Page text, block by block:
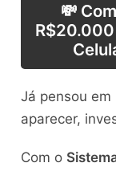
💸
Já pensou em
aparecer,
Com o